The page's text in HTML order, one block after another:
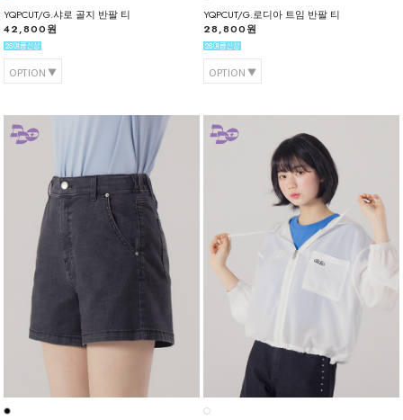
YQPCUT/G.샤로 골지 반팔 티
42,800원
OPTION
YQPCUT/G.로디아 트임 반팔 티
28,800원
OPTION